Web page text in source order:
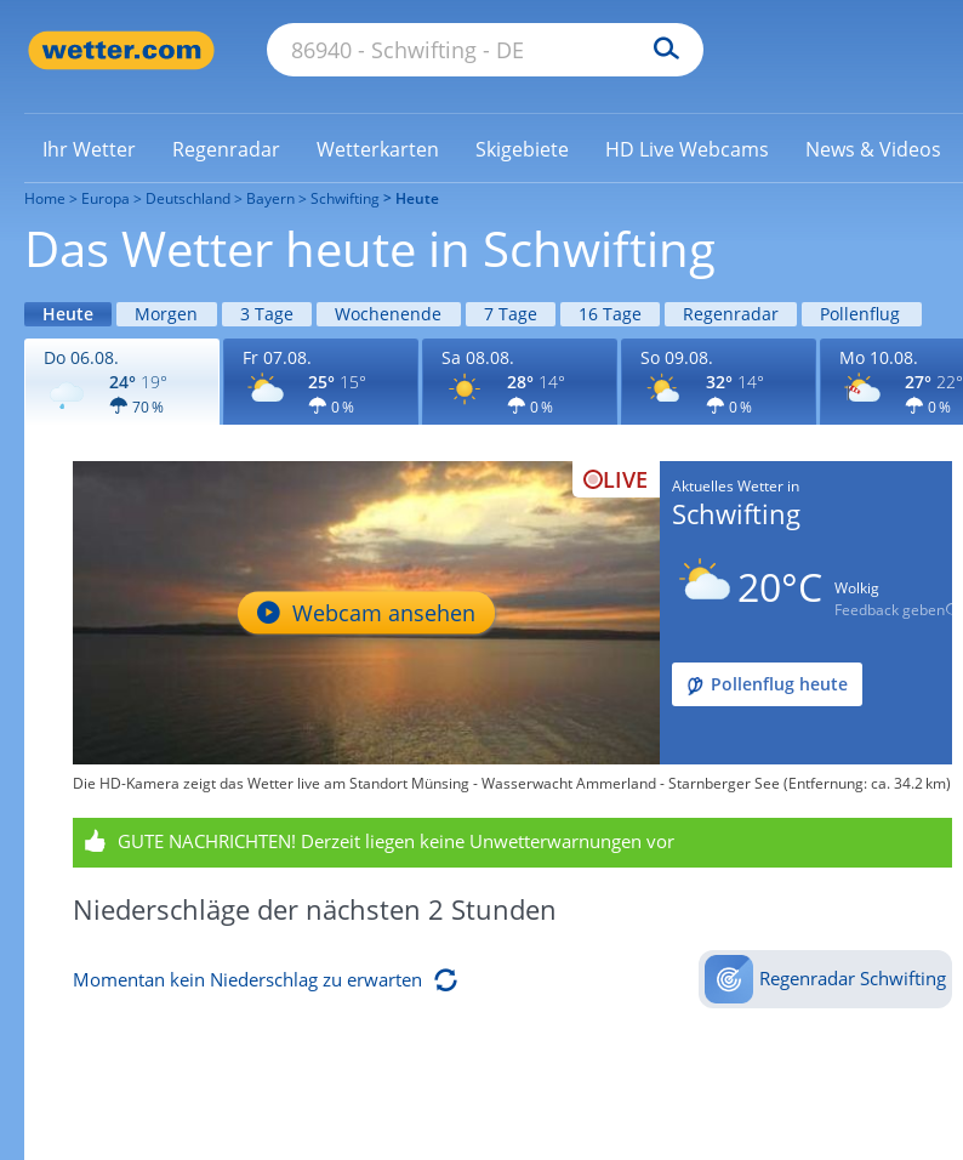
Ihr Wetter Regenradar Wetterkarten Skigebiete HD Live Webcams News & Videos
Home Europa Deutschland Bayern Schwifting Heute
Das Wetter heute in Schwifting
Heute Morgen 3 Tage Wochenende 7 Tage 16 Tage Regenradar Pollenflug
Do 06.08.
24° 19°
70 %
Fr 07.08.
25° 15°
0 %
Sa 08.08.
28° 14°
0 %
So 09.08.
32° 14°
0 %
Mo 10.08.
27° 22°
0 %
LIVE
Webcam ansehen
Aktuelles Wetter in
Schwifting
20°C
Wolkig
Feedback geben
Pollenflug heute
Die HD-Kamera zeigt das Wetter live am Standort Münsing - Wasserwacht Ammerland - Starnberger See (Entfernung: ca. 34.2 km)
GUTE NACHRICHTEN! Derzeit liegen keine Unwetterwarnungen vor
Niederschläge der nächsten 2 Stunden
Momentan kein Niederschlag zu erwarten Regenradar Schwifting